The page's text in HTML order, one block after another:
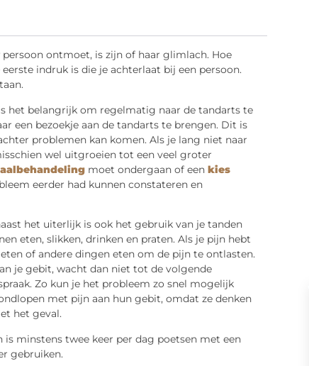
ontmoet, is zijn of haar glimlach. Hoe
indruk is die je achterlaat bij een persoon.
het belangrijk om regelmatig naar de tandarts te
een bezoekje aan de tandarts te brengen. Dit is
problemen kan komen. Als je lang niet naar
wel uitgroeien tot een veel groter
moet ondergaan of een kies
eerder had kunnen constateren en
het uiterlijk is ook het gebruik van je tanden
eten, slikken, drinken en praten. Als je pijn hebt
of andere dingen eten om de pijn te ontlasten.
je gebit, wacht dan niet tot de volgende
Zo kun je het probleem zo snel mogelijk
met pijn aan hun gebit, omdat ze denken
het geval.
minstens twee keer per dag poetsen met een
gebruiken.